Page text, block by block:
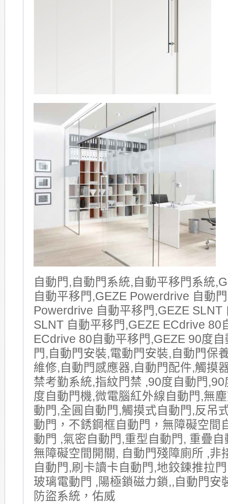
自動門,自動門系統,自動平移門系統
自動平移門,GEZE Powerdrive 自動
Powerdrive 自動平移門,GEZE SLNT
SLNT 自動平移門,GEZE ECdrive 80
ECdrive 80自動平移門,GEZE 90度
門,自動門安裝,電動門安裝,自動門保
維修,自動門感應器,自動門配件,觸摸
禁考勤系統,指紋門禁 ,90度自動門
度自動門機,微電腦紅外線自動門,無
動門,全圓自動門,觸摸式自動門,反吊
動門，不銹鋼框自動門，無障礙空間
動門 ,氣密自動門,重型自動門, 重疊
無障礙空間開關, 自動門殘障廁所 ,非
自動門,刷卡讀卡自動門,地鉸鍊推拉
玻璃電動門 ,陽極鎖磁力鎖,,自動門安
防盜系統，佑威